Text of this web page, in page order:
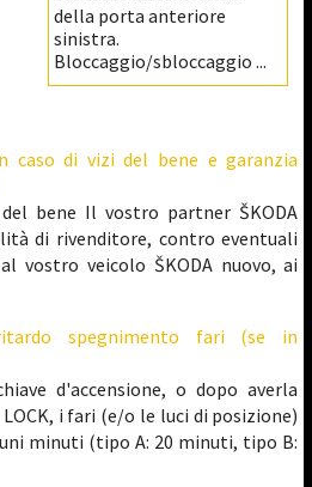
della porta anteriore
sinistra.
Bloccaggio/sbloccaggio ...
caso di vizi del bene e garanzia
bene Il vostro partner ŠKODA
di rivenditore, contro eventuali
vostro veicolo ŠKODA nuovo, ai
spegnimento fari (se in
d'accensione, o dopo averla
i fari (e/o le luci di posizione)
minuti (tipo A: 20 minuti, tipo B: